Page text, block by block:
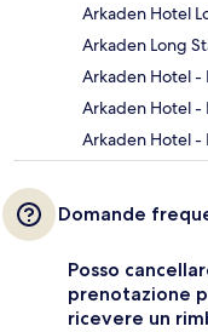
Arkaden Hotel
Arkaden Long
Arkaden Hotel -
Arkaden Hotel -
Arkaden Hotel -
Domande
Posso
prenotazione
ricevere un